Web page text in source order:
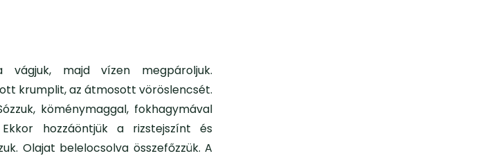
vágjuk, majd vízen megpároljuk.
krumplit, az átmosott vöröslencsét.
köménymaggal, fokhagymával
hozzáöntjük a rizstejszínt és
Olajat belelocsolva összefőzzük. A